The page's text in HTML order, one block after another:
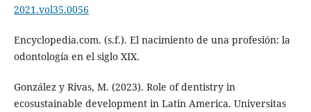
2021.vol35.0056
Encyclopedia.com. (s.f.). El nacimiento de una profesión: la
odontología en el siglo XIX.
González y Rivas, M. (2023). Role of dentistry in
ecosustainable development in Latin America. Universitas